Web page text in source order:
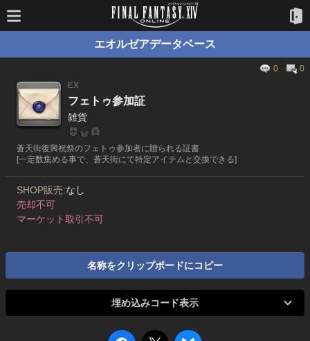
エオルゼアデータベース
0
0
EX
フェトゥ参加証
雑貨
蒼天街復興祝祭のフェトゥ参加者に贈られる証書
[一定数集める事で、蒼天街にて特定アイテムと交換できる]
SHOP販売:なし
売却不可
マーケット取引不可
名称をクリップボードにコピー
埋め込みコード表示